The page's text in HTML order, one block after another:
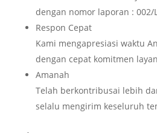
dengan nomor laporan : 002/
Respon Cepat
Kami mengapresiasi waktu
dengan cepat komitmen
Amanah
Telah berkontribusai lebih
selalu mengirim keseluruh